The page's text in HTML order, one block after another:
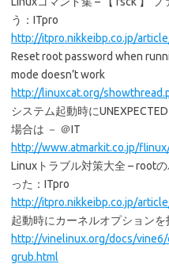
う：ITpro
http://itpro.nikkeibp.co.jp/
Reset root password when
mode doesn’t work
http://linuxcat.org/
システム起動時に
場合は － ＠IT
http://www.atmarkit.co.jp/
Linuxトラブル対策大全 – root
った：ITpro
http://itpro.nikkeibp.co.jp/
起動時にカーネルオプション
http://vinelinux.org/docs/
grub.html